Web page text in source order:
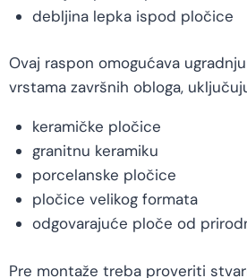
debljina lepka ispod pločice
Ovaj raspon omogućava
vrstama završnih obloga,
keramičke pločice
granitnu keramiku
porcelanske pločice
pločice velikog formata
odgovarajuće ploče od
Pre montaže treba proveriti